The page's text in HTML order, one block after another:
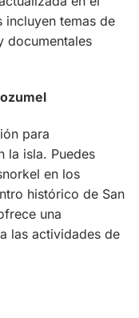
temas de
documentales
para
la isla. Puedes
en los
histórico de San
una
las actividades de